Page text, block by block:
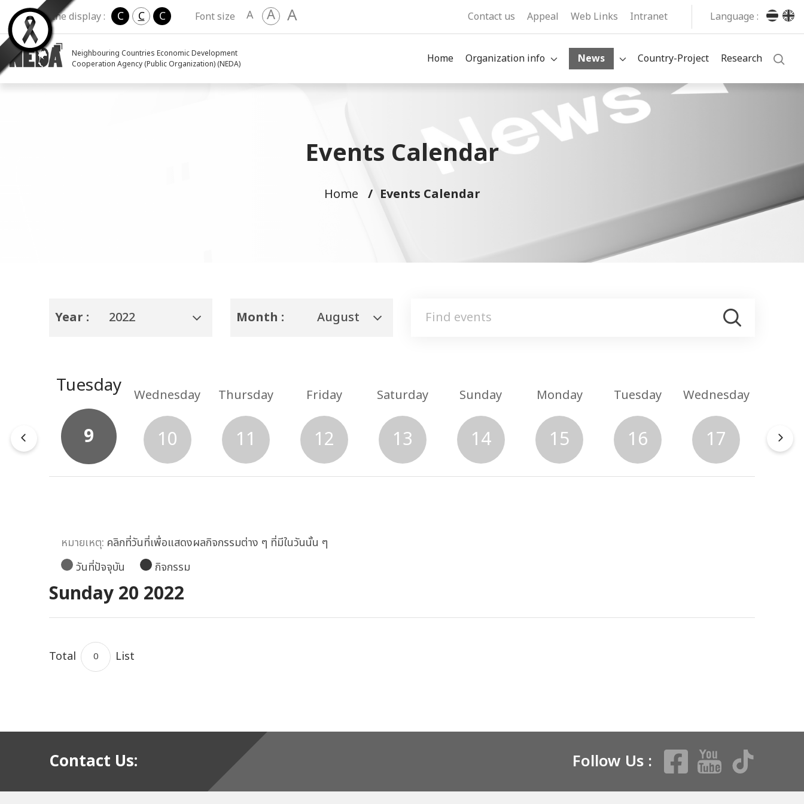
Change the display : C C C Font size A A A Contact us Appeal Web Links Intranet Language :
Neighbouring Countries Economic Development
Cooperation Agency (Public Organization) (NEDA)
Home Organization info News Country-Project Research
Events Calendar
Home Events Calendar
Year : 2022 Month : August
8
Tuesday
9
Wednesday
10
Thursday
11
Friday
12
Saturday
13
Sunday
14
Monday
15
Tuesday
16
Wednesday
17
หมายเหตุ: คลิกที่วันที่เพื่อแสดงผลกิจกรรมต่าง ๆ ที่มีในวันนั้น ๆ
วันที่ปัจจุบัน
กิจกรรม
Sunday 20 2022
Total 0 List
Contact Us: Follow Us :